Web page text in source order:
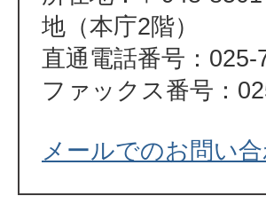
地（本庁2階）
直通電話番号：025-
ファックス番号：
メールでのお問い